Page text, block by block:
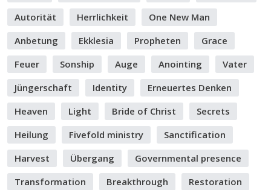
Autorität
Herrlichkeit
One New Man
Anbetung
Ekklesia Propheten
Grace
Feuer
Sonship Auge Anointing
Vater
Jüngerschaft
Identity
Erneuertes Denken
Heaven
Light Bride of Christ
Secrets
Heilung
Fivefold ministry
Sanctification
Harvest
Übergang
Governmental presence
Transformation
Breakthrough Restoration